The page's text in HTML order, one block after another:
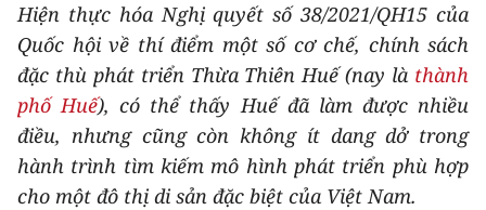
XÃ HỘI
PHÁP LUẬT
DU LỊCH
THẾ GIỚI
Hiện thực hóa Nghị quyết số 38/2021/QH15 của
Quốc hội về thí điểm một số cơ chế, chính sách
đặc thù phát triển Thừa Thiên Huế (nay là thành
phố Huế), có thể thấy Huế đã làm được nhiều
điều, nhưng cũng còn không ít dang dở trong
hành trình tìm kiếm mô hình phát triển phù hợp
cho một đô thị di sản đặc biệt của Việt Nam.